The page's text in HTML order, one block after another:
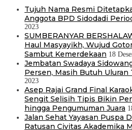
Tujuh Nama Resmi
Anggota BPD Sidodadi
2023
SUMBERANYAR
Haul Masyayikh, Wujud
Sambut Kemerdekaan 18
Jembatan Swadaya
Persen, Masih Butuh Uluran
2023
Asep Rajai Grand Final
Sengit Selisih Tipis Bikin
hingga Pengumuman Juara
Jalan Sehat Yayasan Puspa
Ratusan Civitas Akademika